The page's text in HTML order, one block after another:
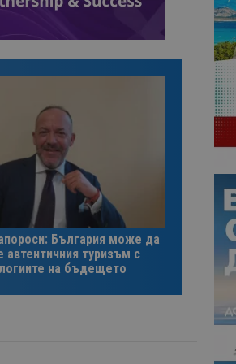
България може да
автентичния туризъм с
на бъдещето